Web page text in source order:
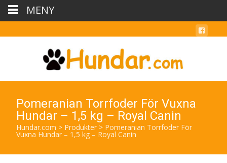
Pomeranian Torrfoder För Vuxna
Hundar – 1,5 kg – Royal Canin
Hundar.com > Produkter > Pomeranian Torrfoder För
Vuxna Hundar – 1,5 kg – Royal Canin
MENY